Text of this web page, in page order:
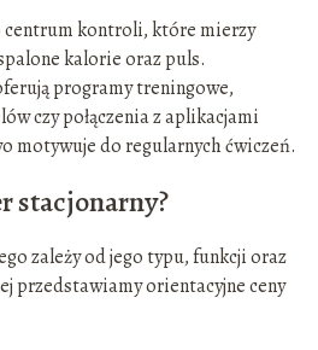
kontroli, które mierzy
kalorie oraz puls.
programy treningowe,
czy połączenia z aplikacjami
motywuje do regularnych ćwiczeń.
stacjonarny?
zależy od jego typu, funkcji oraz
przedstawiamy orientacyjne ceny